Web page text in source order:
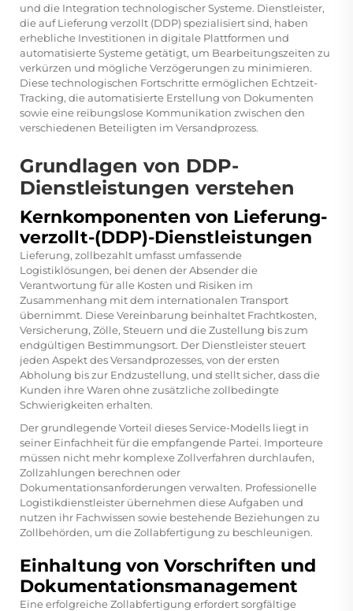
und die Integration technologischer Systeme. Dienstleister,
die auf Lieferung verzollt (DDP) spezialisiert sind, haben
erhebliche Investitionen in digitale Plattformen und
automatisierte Systeme getätigt, um Bearbeitungszeiten zu
verkürzen und mögliche Verzögerungen zu minimieren.
Diese technologischen Fortschritte ermöglichen Echtzeit-
Tracking, die automatisierte Erstellung von Dokumenten
sowie eine reibungslose Kommunikation zwischen den
verschiedenen Beteiligten im Versandprozess.
Grundlagen von DDP-
Dienstleistungen verstehen
Kernkomponenten von Lieferung-
verzollt-(DDP)-Dienstleistungen
Lieferung, zollbezahlt umfasst umfassende
Logistiklösungen, bei denen der Absender die
Verantwortung für alle Kosten und Risiken im
Zusammenhang mit dem internationalen Transport
übernimmt. Diese Vereinbarung beinhaltet Frachtkosten,
Versicherung, Zölle, Steuern und die Zustellung bis zum
endgültigen Bestimmungsort. Der Dienstleister steuert
jeden Aspekt des Versandprozesses, von der ersten
Abholung bis zur Endzustellung, und stellt sicher, dass die
Kunden ihre Waren ohne zusätzliche zollbedingte
Schwierigkeiten erhalten.
Der grundlegende Vorteil dieses Service-Modells liegt in
seiner Einfachheit für die empfangende Partei. Importeure
müssen nicht mehr komplexe Zollverfahren durchlaufen,
Zollzahlungen berechnen oder
Dokumentationsanforderungen verwalten. Professionelle
Logistikdienstleister übernehmen diese Aufgaben und
nutzen ihr Fachwissen sowie bestehende Beziehungen zu
Zollbehörden, um die Zollabfertigung zu beschleunigen.
Einhaltung von Vorschriften und
Dokumentationsmanagement
Eine erfolgreiche Zollabfertigung erfordert sorgfältige